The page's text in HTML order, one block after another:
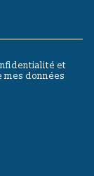
et
mes données